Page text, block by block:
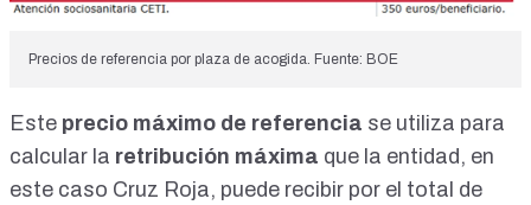
Precios de referencia por plaza de acogida. Fuente: BOE
Este precio máximo de referencia se utiliza para
calcular la retribución máxima que la entidad, en
este caso Cruz Roja, puede recibir por el total de